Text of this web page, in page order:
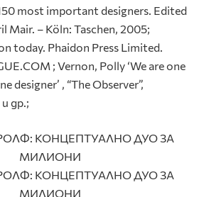
most important designers. Edited
Mair. – Köln: Taschen, 2005;
today. Phaidon Press Limited.
; Vernon, Polly ‘We are one
designer’ , “The Observer”,
др.;